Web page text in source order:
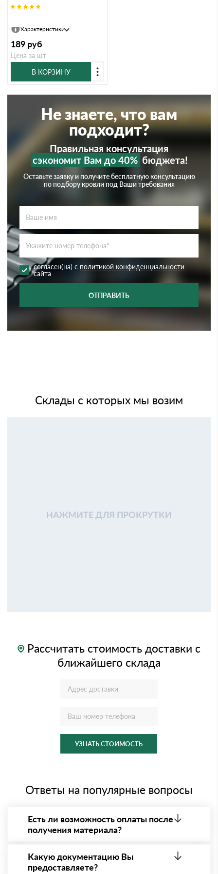
Характеристики
189 руб
Цена за шт
В КОРЗИНУ
Не знаете, что вам
подходит?
Правильная консультация
сэкономит Вам до 40% бюджета!
Оставьте заявку и получите бесплатную консультацию
по подбору кровли под Ваши требования
согласен(на) с политикой конфиденциальности
сайта
ОТПРАВИТЬ
Склады с которых мы возим
НАЖМИТЕ ДЛЯ ПРОКРУТКИ
Рассчитать стоимость доставки с
ближайшего склада
УЗНАТЬ СТОИМОСТЬ
Ответы на популярные вопросы
Есть ли возможность оплаты после
получения материала?
- оплата по факту получения товара. При этом,
если доставленный товар был ненадлежащего
качества, то Вы вправе от него отказаться.
Какую документацию Вы
предоставляете?